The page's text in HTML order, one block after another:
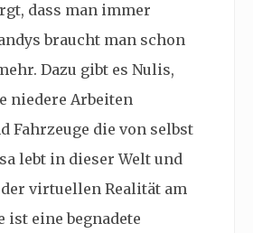
dass man immer
braucht man schon
Dazu gibt es Nulis,
niedere Arbeiten
Fahrzeuge die von selbst
lebt in dieser Welt und
virtuellen Realität am
ist eine begnadete